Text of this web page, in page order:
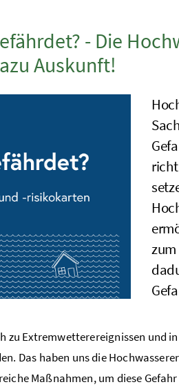
- Die
Auskunft!
zu Extremwetterereignissen und
Das haben uns die
Maßnahmen, um diese